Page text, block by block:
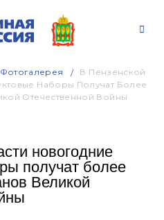
Фотогалерея
В Пензенской
Наборы Получат Более
Отечественной Войны
новогодние
получат более
Великой